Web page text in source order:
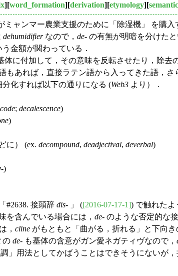
][word_formation][derivation][etymology][
ャンマー農業支援のために「除湿機」 を購
dehumidifierなので， de- の有無が明暗を分けた
金額が関わっている．
体に付加して，その意味を反転させたり，除
もあれば，直接ラテン語から入ってきた語，
分化すれば以下の通りになる (Web3 より）．
; decalescence)
)
に） (ex. decompound, deadjectival, deverbal)
-)
#2638. 接頭辞 dis- 」 ([2016-07-17-1]) で触れたよ
を含んでいる場合には， de- のような否定的な
， cline がもともと「曲がる，折れる」と下向
の de- も基体の含意がガン愛ネガティヴなので，
」用法としてかばうことはできそうにないが